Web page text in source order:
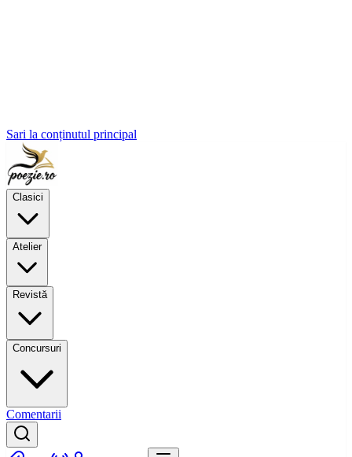
Sari la conținutul principal
Clasici
Atelier
Revistă
Concursuri
Comentarii